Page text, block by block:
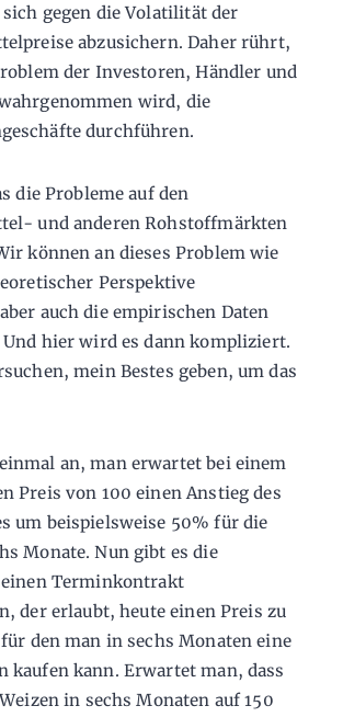
gegen die Volatilität der
abzusichern. Daher rührt,
der Investoren, Händler und
wird, die
durchführen.
die Probleme auf den
und anderen Rohstoffmärkten
können an dieses Problem wie
Perspektive
auch die empirischen Daten
hier wird es dann kompliziert.
mein Bestes geben, um das
an, man erwartet bei einem
Preis von 100 einen Anstieg des
um beispielsweise 50% für die
Monate. Nun gibt es die
Terminkontrakt
der erlaubt, heute einen Preis zu
den man in sechs Monaten eine
kaufen kann. Erwartet man, dass
in sechs Monaten auf 150